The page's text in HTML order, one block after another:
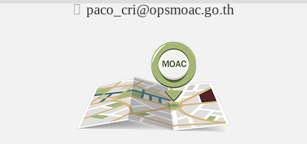
paco_cri@opsmoac.go.th